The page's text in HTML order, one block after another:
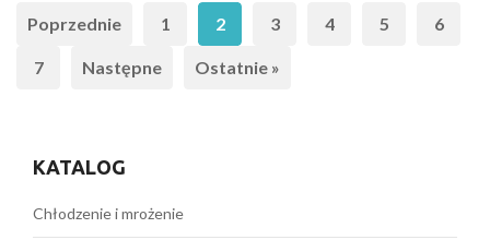
Poprzednie 1 2 3 4 5 6
7 Następne Ostatnie »
KATALOG
Chłodzenie i mrożenie